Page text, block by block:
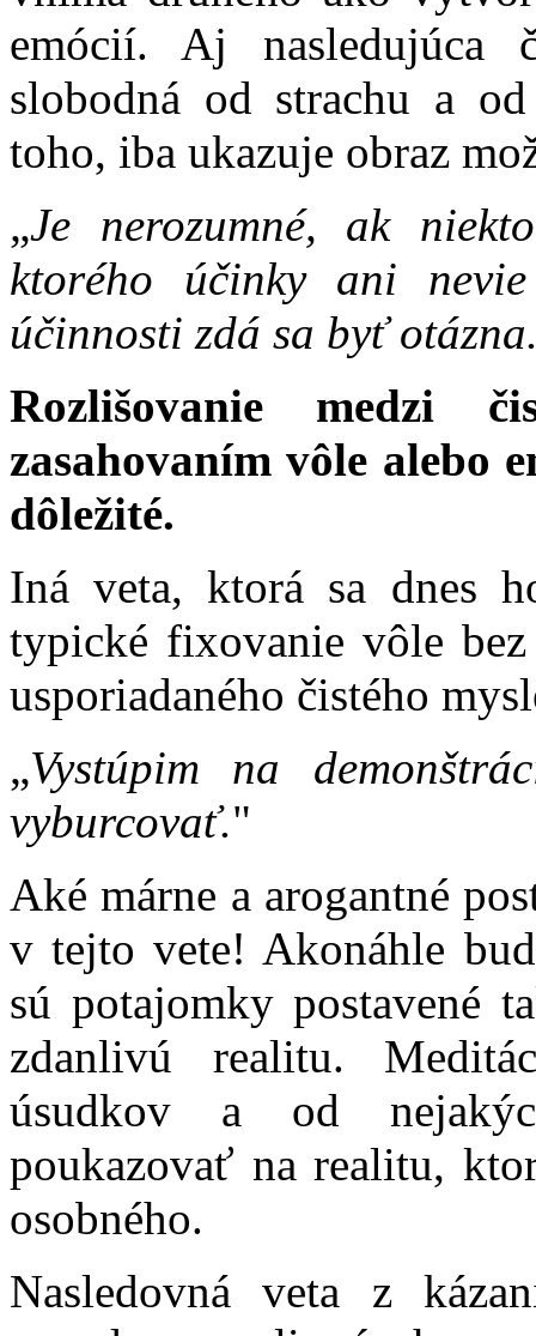
emócií. Aj nasledujúca
slobodná od strachu a
toho, iba ukazuje obraz
„Je nerozumné, ak
ktorého účinky ani
účinnosti zdá sa byť
Rozlišovanie medzi
zasahovaním vôle alebo
dôležité.
Iná veta, ktorá sa dnes
typické fixovanie vôle
usporiadaného čistého
„Vystúpim na
vyburcovať."
Aké márne a arogantné
v tejto vete! Akonáhle
sú potajomky postavené
zdanlivú realitu.
úsudkov a od
poukazovať na realitu,
osobného.
Nasledovná veta z